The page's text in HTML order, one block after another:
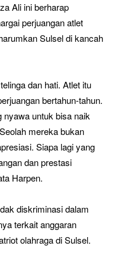
Ali ini berharap
perjuangan atlet
Sulsel di kancah
dan hati. Atlet itu
bertahun-tahun.
nyawa untuk bisa naik
mereka bukan
Siapa lagi yang
dan prestasi
Harpen.
diskriminasi dalam
terkait anggaran
olahraga di Sulsel.